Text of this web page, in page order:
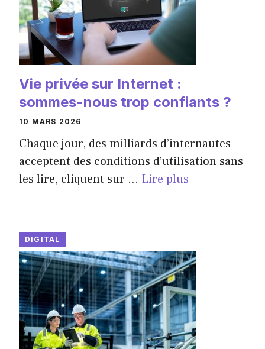
Vie privée sur Internet :
sommes-nous trop confiants ?
10 MARS 2026
Chaque jour, des milliards d’internautes
acceptent des conditions d’utilisation sans
les lire, cliquent sur ... Lire plus
DIGITAL